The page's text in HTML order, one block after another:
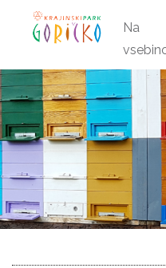
Na